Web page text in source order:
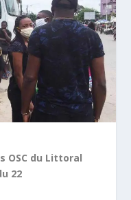
OSC du Littoral
22